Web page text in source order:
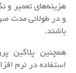
هزینه‌های تعمیر و
و در طولانی مدت
باشند.
استفاده در نرم